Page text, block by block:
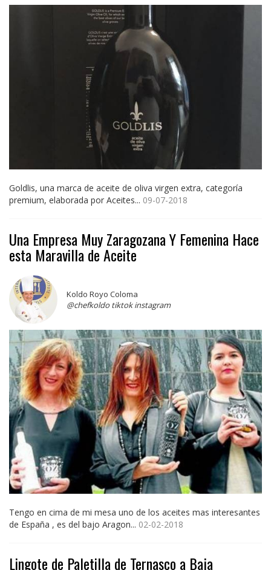
Goldlis, una marca de aceite de oliva virgen extra, categoría
premium, elaborada por Aceites... 09-07-2018
Una Empresa Muy Zaragozana Y Femenina Hace
esta Maravilla de Aceite
Koldo Royo Coloma
@chefkoldo tiktok instagram
Tengo en cima de mi mesa uno de los aceites mas interesantes
de España , es del bajo Aragon... 02-02-2018
Lingote de Paletilla de Ternasco a Baja